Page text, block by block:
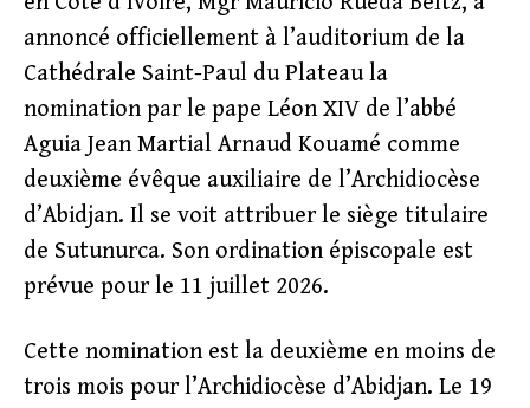
annoncé officiellement à l’auditorium de la
Cathédrale Saint-Paul du Plateau la
nomination par le pape Léon XIV de l’abbé
Aguia Jean Martial Arnaud Kouamé comme
deuxième évêque auxiliaire de l’Archidiocèse
d’Abidjan. Il se voit attribuer le siège titulaire
de Sutunurca. Son ordination épiscopale est
prévue pour le 11 juillet 2026.
Cette nomination est la deuxième en moins de
trois mois pour l’Archidiocèse d’Abidjan. Le 19